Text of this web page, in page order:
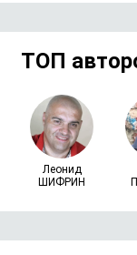
ТОП
Леонид
ШИФРИН